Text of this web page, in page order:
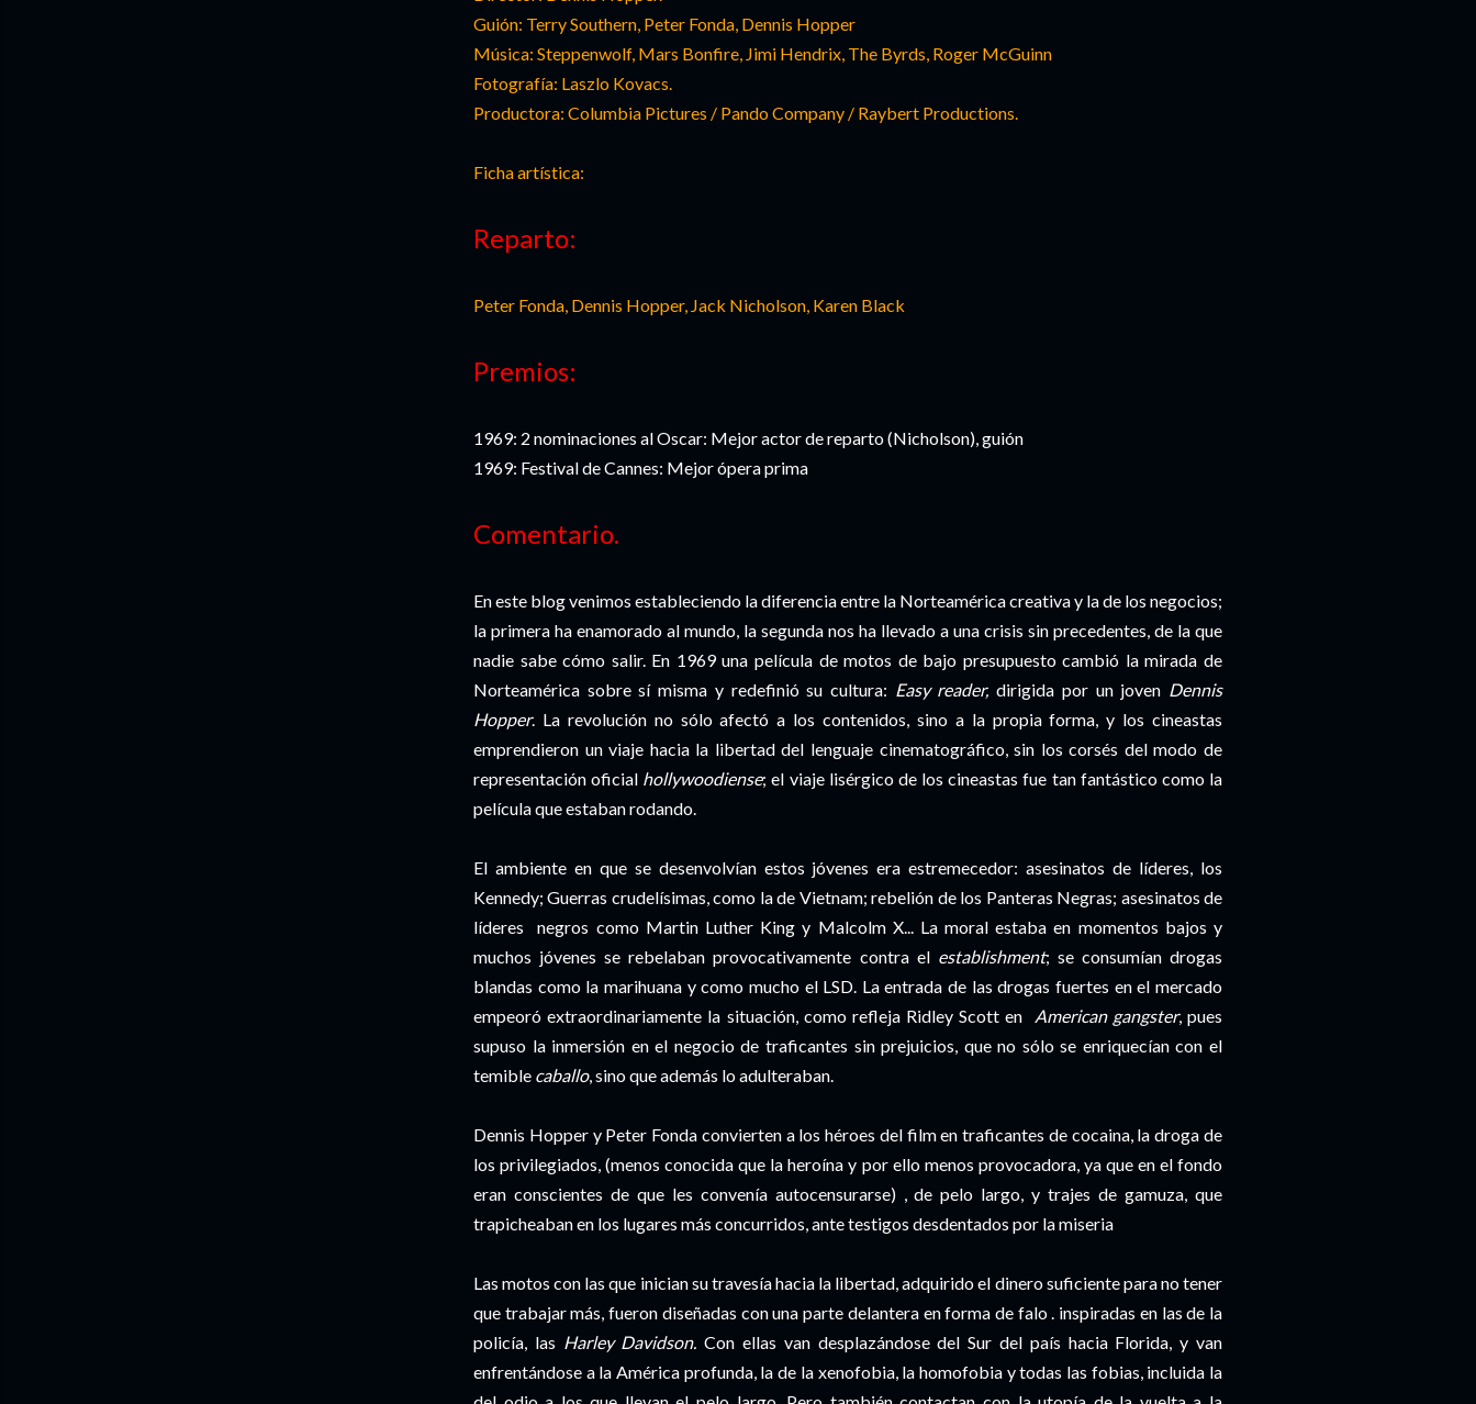
Guión: TerrySouthern, Peter Fonda, Dennis Hopper
Música: Steppenwolf, Mars Bonfire, Jimi Hendrix, The Byrds, Roger McGuinn
Fotografía: Laszlo Kovacs.
Productora: Columbia Pictures / PandoCompany / Raybert Productions.
Ficha artística:
Reparto:
Peter Fonda, Dennis Hopper, Jack Nicholson, Karen Black
Premios:
1969: 2 nominaciones alOscar: Mejor actor de reparto (Nicholson), guión
1969: Festival deCannes: Mejor ópera prima
Comentario.
En este blog venimos estableciendo la diferencia entre la Norteaméricacreativa y la de los negocios;
la primera ha enamorado al mundo, la segunda nos ha llevado a una crisis sin precedentes, de la que
nadie sabe cómo salir. En 1969 una película de motos de bajo presupuesto cambió la mirada de
Norteamérica sobre sí misma y redefinió su cultura: Easy reader, dirigida por un joven Dennis
Hopper. La revolución no sólo afectó a los contenidos, sino a la propia forma, y los cineastas
emprendieron un viaje hacia la libertad del lenguaje cinematográfico, sin los corsés del modo de
representación oficial hollywoodiense; el viaje lisérgicode los cineastas fue tan fantástico como la
película que estaban rodando.
El ambiente en que se desenvolvían estos jóvenes era estremecedor: asesinatos de líderes, los
Kennedy; Guerras crudelísimas, como la de Vietnam; rebelión de los Panteras Negras; asesinatos de
líderes negros como Martin Luther King y Malcolm X... La moral estaba en momentos bajos y
muchos jóvenes se rebelabanprovocativamente contra el establishment; se consumían drogas
blandas como la marihuanay como mucho el LSD. La entrada de las drogas fuertes en el mercado
empeoró extraordinariamente la situación, como refleja Ridley Scott en American gangster, pues
supuso la inmersión en el negocio de traficantes sin prejuicios, que no sólo se enriquecían con el
temible caballo, sino que además lo adulteraban.
Dennis Hoppery Peter Fonda convierten a los héroes del filmen traficantes de cocaina, la droga de
losprivilegiados, (menos conocida que la heroína y por ello menos provocadora, ya que en el fondo
eran conscientes de que les convenía autocensurarse) , de pelo largo, y trajes de gamuza, que
trapicheabanen los lugares más concurridos, ante testigos desdentados por la miseria
Las motos con las que inician su travesía hacia la libertad, adquirido el dinero suficiente para no tener
que trabajar más, fueron diseñadas con una parte delantera en forma de falo . inspiradas en las de la
policía, las Harley Davidson. Con ellas van desplazándose del Sur del país hacia Florida, y van
enfrentándose a la América profunda, la de la xenofobia, la homofobiay todas las fobias, incluida la